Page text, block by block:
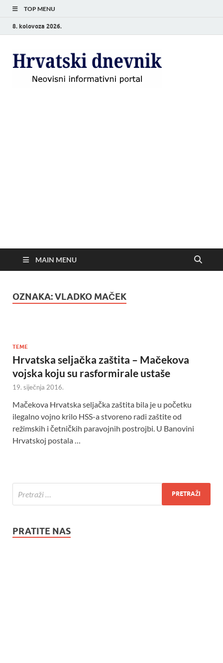
TOP MENU
8. kolovoza 2026.
MAIN MENU
OZNAKA:VLADKO MAČEK
TEME
Hrvatska seljačka zaštita – Mačekova
vojska koju su rasformirale ustaše
19. siječnja 2016.
Mačekova Hrvatska seljačka zaštita bila je u početku
ilegalno vojno krilo HSS-a stvoreno radi zaštite od
režimskih i četničkih paravojnih postrojbi. U Banovini
Hrvatskoj postala …
PRATITE NAS